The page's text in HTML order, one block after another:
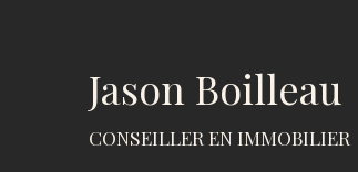
Jason Boilleau
CONSEILLER EN IMMOBILIER